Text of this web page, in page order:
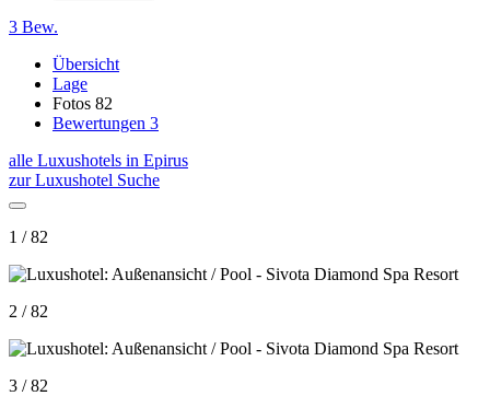
3 Bew.
Übersicht
Lage
Fotos 82
Bewertungen 3
alle Luxushotels in Epirus
zur Luxushotel Suche
1 / 82
2 / 82
3 / 82